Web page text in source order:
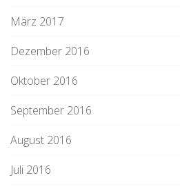
März 2017
Dezember 2016
Oktober 2016
September 2016
August 2016
Juli 2016